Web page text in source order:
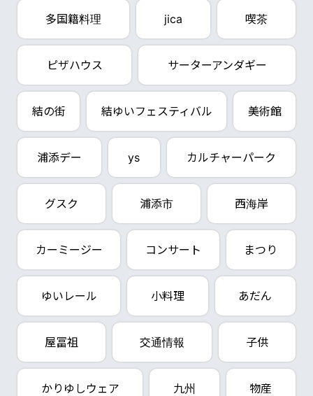
多国籍料理 jica 喫茶
ピザハウス サーターアンダギー
結の街 結ゆいフェスティバル 美術館
浦添デー ys カルチャーパーク
グスク 浦添市 西海岸
カーミージー コンサート まつり
ゆいレール 小料理 あだん
屋冨祖 交通情報 子供
かりゆしウェア 九州 物産